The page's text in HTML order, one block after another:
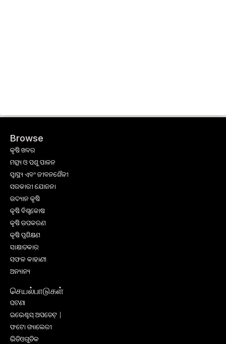
Browse
କୃଷି ଖବର
ମତ୍ସ୍ୟ ଓ ପଶୁ ପାଳନ
ସ୍ୱାସ୍ଥ୍ୟ ଏବଂ ଜୀବନଶୈଳୀ
ସରକାରୀ ଯୋଜନା
ଉଦ୍ୟାନ କୃଷି
କୃଷି ବିଶ୍ବକୋଷ
କୃଷି ଉପକରଣ
କୃଷି ପ୍ରଶିକ୍ଷଣ
ସାକ୍ଷାତକାର
ସଫଳ କାହାଣୀ
ଅନ୍ୟାନ୍ୟ
செயல்பாடுகள்
ଘଟଣା
ଇଭେଣ୍ଟସ୍ ଅପଡେଟ୍ |
ଫଟୋ ଗ୍ୟାଲେରୀ
ଭିଡିଓଗୁଡିକ